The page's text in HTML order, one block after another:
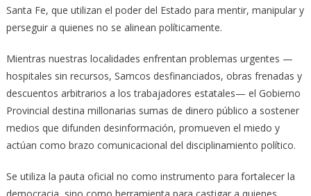
Santa Fe, que utilizan el poder del Estado para mentir, manipular y
perseguir a quienes no se alinean políticamente.
Mientras nuestras localidades enfrentan problemas urgentes —
hospitales sin recursos, Samcos desfinanciados, obras frenadas y
descuentos arbitrarios a los trabajadores estatales— el Gobierno
Provincial destina millonarias sumas de dinero público a sostener
medios que difunden desinformación, promueven el miedo y
actúan como brazo comunicacional del disciplinamiento político.
Se utiliza la pauta oficial no como instrumento para fortalecer la